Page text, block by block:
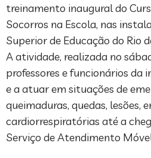
treinamento inaugural do
Socorros na Escola, nas
Superior de Educação do Rio
A atividade, realizada no
professores e funcionários da
e a atuar em situações de
queimaduras, quedas, lesões,
cardiorrespiratórias até a
Serviço de Atendimento